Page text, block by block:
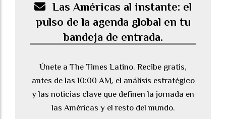
Las Américas al instante: el
pulso de la agenda global en tu
bandeja de entrada.
Únete a The Times Latino. Recibe gratis,
antes de las 10:00 AM, el análisis estratégico
y las noticias clave que definen la jornada en
las Américas y el resto del mundo.